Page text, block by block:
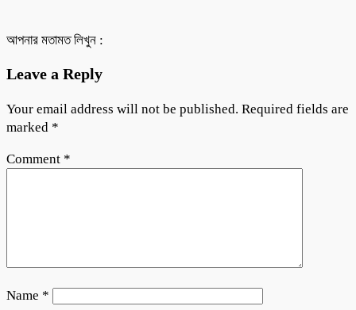
আপনার মতামত লিখুন :
Leave a Reply
Your email address will not be published. Required fields are
marked *
Comment *
Name *